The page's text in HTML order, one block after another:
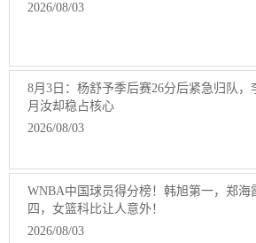
2026/08/03
8月3日：杨舒予季后赛26分后紧急归队
月汝却稳占核心
2026/08/03
WNBA中国球员得分榜！韩旭第一，郑海
四，女篮科比让人意外！
2026/08/03